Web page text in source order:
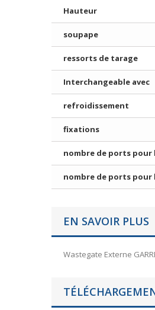
Hauteur
soupape
ressorts de tarage
Interchangeable avec
refroidissement
fixations
nombre de ports pour
nombre de ports pour
EN SAVOIR PLUS
Wastegate Externe